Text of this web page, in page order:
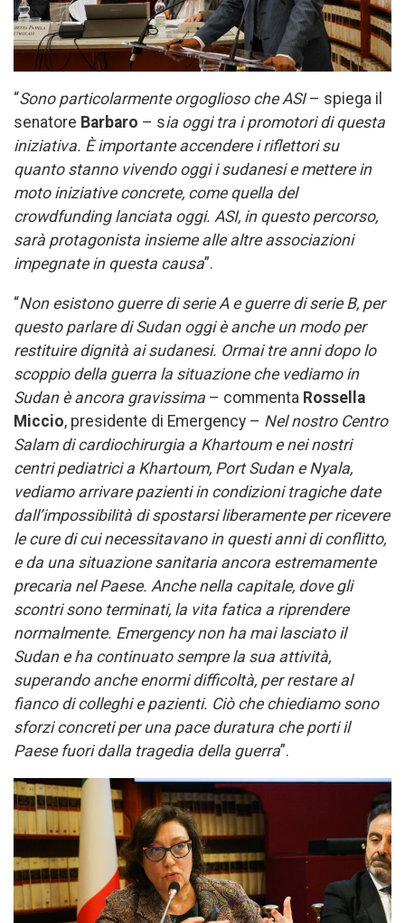
“Sono particolarmente orgoglioso che ASI– spiega il
senatore Barbaro – sia oggi tra i promotori di questa
iniziativa. È importante accendere i riflettori su
quanto stanno vivendo oggi i sudanesi e mettere in
moto iniziative concrete, come quella del
crowdfunding lanciata oggi. ASI, in questo percorso,
sarà protagonista insieme alle altre associazioni
impegnate in questa causa”.
“Non esistono guerre di serie A e guerre di serie B, per
questo parlare di Sudan oggi è anche un modo per
restituire dignità ai sudanesi. Ormai tre anni dopo lo
scoppio della guerra la situazione che vediamo in
Sudan è ancora gravissima – commenta Rossella
Miccio, presidente di Emergency – Nel nostro Centro
Salam di cardiochirurgia a Khartoum e nei nostri
centri pediatrici a Khartoum, Port Sudan e Nyala,
vediamo arrivare pazienti in condizioni tragiche date
dall’impossibilità di spostarsi liberamente per ricevere
le cure di cui necessitavano in questi anni di conflitto,
e da una situazione sanitaria ancora estremamente
precaria nel Paese. Anche nella capitale, dove gli
scontri sono terminati, la vita fatica a riprendere
normalmente. Emergency non ha mai lasciato il
Sudan e ha continuato sempre la sua attività,
superando anche enormi difficoltà, per restare al
fianco di colleghi e pazienti. Ciò che chiediamo sono
sforzi concreti per una pace duratura che porti il
Paese fuori dalla tragedia della guerra”.